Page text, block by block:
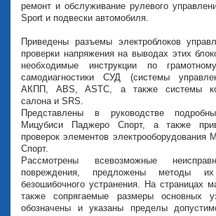
ремонт и обслуживание рулевого
Sport и подвески автомобиля.
Приведены разъемы электроблоков
проверки напряжения на выводах этих
необходимые инструкции по
самодиагностики СУД (системы
АКПП, ABS, ASTC, а также системы
салона и SRS.
Представлены в руководстве
Мицубиси Паджеро Спорт, а также
проверок элементов электрооборудования
Спорт.
Рассмотрены всевозможные
повреждения, предложены методы
безошибочного устранения. На страницах
также сопрягаемые размеры основных
обозначены и указаны пределы